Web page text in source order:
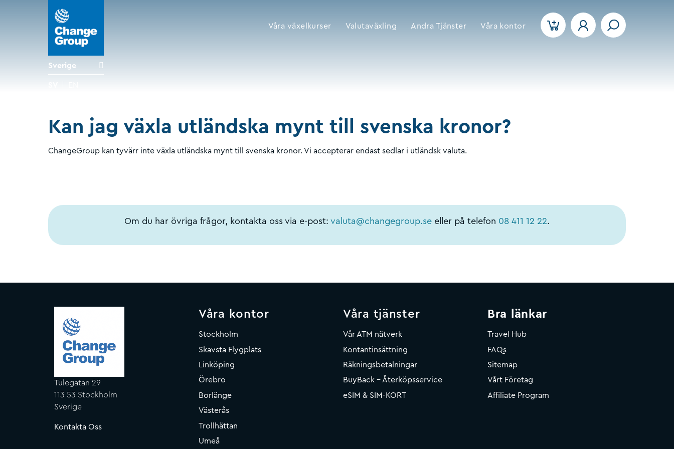
Sverige
Våra växelkurser Valutaväxling Andra Tjänster Våra kontor
Kan jag växla utländska mynt till svenska kronor?
ChangeGroup kan tyvärr inte växla utländska mynt till svenska kronor. Vi accepterar endast sedlar i utländsk valuta.
Om du har övriga frågor, kontakta oss via e-post: valuta@changegroup.se eller på telefon 08 411 12 22.
Tulegatan 29
113 53 Stockholm
Sverige
Kontakta Oss
Våra kontor
Stockholm
Skavsta Flygplats
Linköping
Örebro
Borlänge
Västerås
Trollhättan
Umeå
Våra tjänster
Vår ATM nätverk
Kontantinsättning
Räkningsbetalningar
BuyBack - Återköpsservice
eSIM & SIM-KORT
Bra länkar
Travel Hub
FAQs
Sitemap
Vårt Företag
Affiliate Program